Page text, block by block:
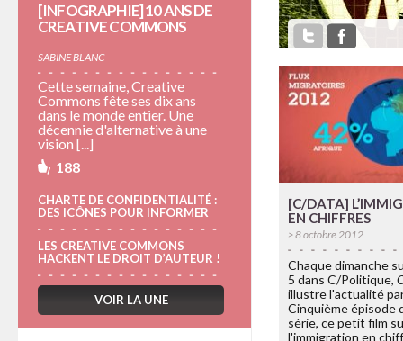
[C/DATA]
EN CHIFFRES
> 8 octobre 2012
Chaque dimanche
5 dans C/Politique,
illustre l'actualité
Cinquième épisode
série, ce petit film
l'immigration en
[INFOGRAPHIE] 10 ANS DE
CREATIVE COMMONS
SABINE BLANC
Cette semaine, Creative
Commons fête ses dix ans
dans le monde entier. Une
décennie d'alternative à une
vision [...]
188
CHARTE DE CONFIDENTIALITÉ :
DES ICÔNES POUR INFORMER
LES CREATIVE COMMONS
HACKENT LE DROIT D’AUTEUR !
VOIR LA UNE